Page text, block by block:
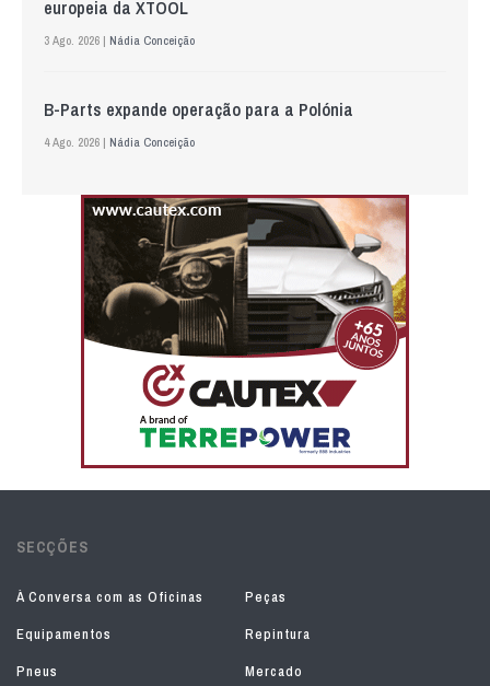
europeia da XTOOL
3 Ago. 2026 | Nádia Conceição
B-Parts expande operação para a Polónia
4 Ago. 2026 | Nádia Conceição
SECÇÕES
À Conversa com as Oficinas
Peças
Equipamentos
Repintura
Pneus
Mercado